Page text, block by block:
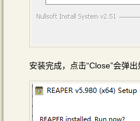
安装完成，点击“Close”会弹出